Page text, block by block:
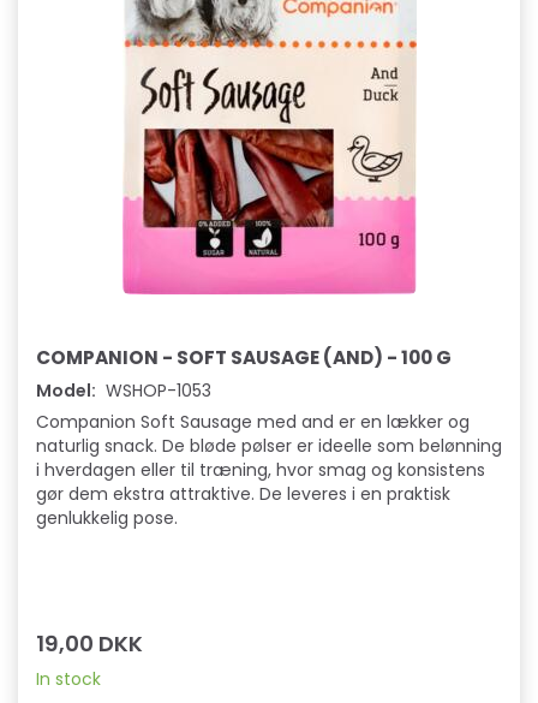
COMPANION - SOFT SAUSAGE (AND) - 100 G
Model: WSHOP-1053
Companion Soft Sausage med and er en lækker og
naturlig snack. De bløde pølser er ideelle som belønning
i hverdagen eller til træning, hvor smag og konsistens
gør dem ekstra attraktive. De leveres i en praktisk
genlukkelig pose.
19,00 DKK
In stock